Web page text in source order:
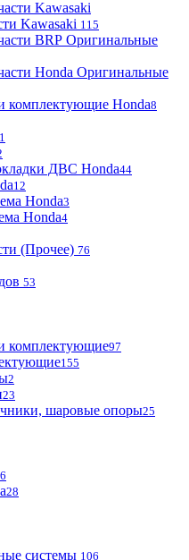
Kawasaki 115
Оригинальные
Оригинальные
комплектующие Honda8
ДВС Honda44
12
Honda3
Honda4
(Прочее) 76
53
комплектующие97
155
2
23
шаровые опоры25
28
системы 106